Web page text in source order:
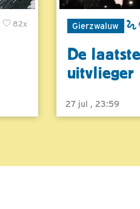
82x Gierzwaluw
De laatste
uitvlieger
27 jul , 23:59